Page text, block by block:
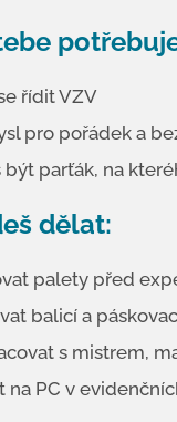
řídit VZV
pro pořádek a
být parťák, na
dělat:
palety před
balicí a
s mistrem,
na PC v